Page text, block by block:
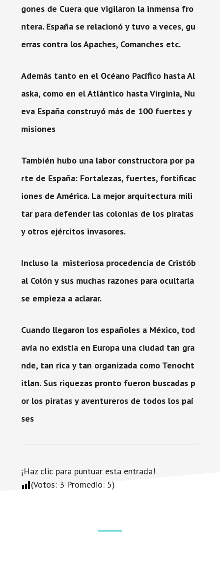
gones de Cuera que vigilaron la inmensa fro
ntera. España se relacionó y tuvo a veces, gu
erras contra los Apaches, Comanches etc.
Además tanto en el Océano Pacífico hasta Al
aska, como en el Atlántico hasta Virginia, Nu
eva España construyó más de 100 fuertes y
misiones
También hubo una labor constructora por pa
rte de España: Fortalezas, fuertes, fortificac
iones de América. La mejor arquitectura mili
tar para defender las colonias de los piratas
y otros ejércitos invasores.
Incluso la misteriosa procedencia de Cristób
al Colón y sus muchas razones para ocultarla
se empieza a aclarar.
Cuando llegaron los españoles a México, tod
avía no existía en Europa una ciudad tan gra
nde, tan rica y tan organizada como Tenocht
itlan. Sus riquezas pronto fueron buscadas p
or los piratas y aventureros de todos los paí
ses
¡Haz clic para puntuar esta entrada!
(Votos: 3 Promedio: 5)